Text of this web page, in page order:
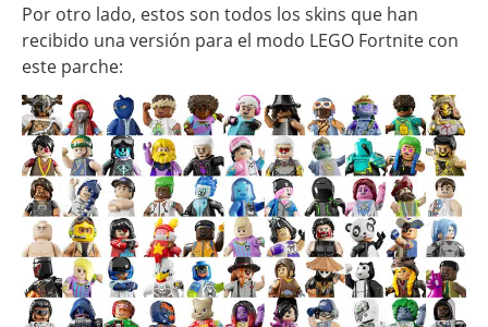
Por otro lado, estos son todos los skins que han
recibido una versión para el modo LEGO Fortnite con
este parche: